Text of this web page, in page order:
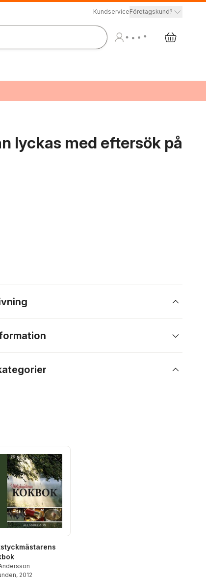
KundserviceFöretagskund?
lyckas med eftersök på
, 2012